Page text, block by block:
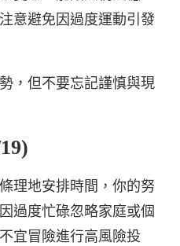
意避免因過度運動引發
，但不要忘記謹慎與現
理地安排時間，你的努
過度忙碌忽略家庭或個
宜冒險進行高風險投